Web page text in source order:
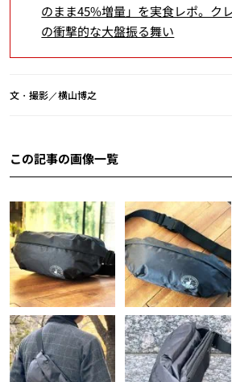
のまま45%増量」を実食レポ。ク
の衝撃的な大盤振る舞い
文・撮影／横山博之
この記事の画像一覧